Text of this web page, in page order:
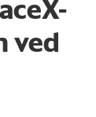
ved